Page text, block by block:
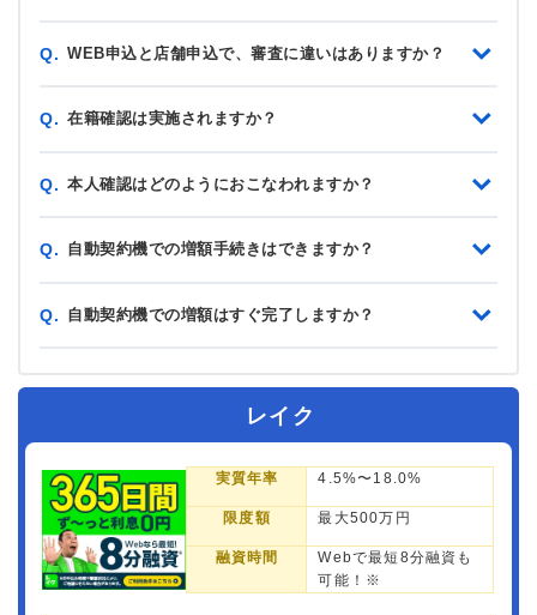
Q. WEB申込と店舗申込で、審査に違いはありますか？
Q. 在籍確認は実施されますか？
Q. 本人確認はどのようにおこなわれますか？
Q. 自動契約機での増額手続きはできますか？
Q. 自動契約機での増額はすぐ完了しますか？
レイク
実質年率 4.5%〜18.0%
限度額 最大500万円
融資時間
Webで最短8分融資も
可能！※